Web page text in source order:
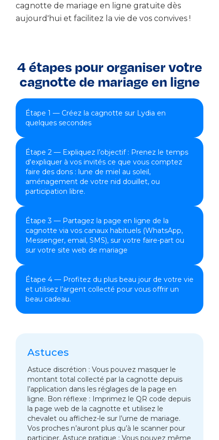
cagnotte de mariage en ligne gratuite dès
aujourd'hui et facilitez la vie de vos convives !
4 étapes pour organiser votre
cagnotte de mariage en ligne
Étape 1 — Créez la cagnotte sur Lydia en
quelques secondes
Étape 2 — Expliquez l’objectif : Prenez le temps
d'expliquer à vos invités ce que vous comptez
faire des dons : lune de miel au soleil,
aménagement de votre nid douillet, ou
participation libre.
Étape 3 — Partagez la page en ligne de la
cagnotte via vos canaux habituels (WhatsApp,
Messenger, email, SMS), sur votre faire-part ou
sur votre site web de mariage
Étape 4 — Profitez du plus beau jour de votre vie
et utilisez l’argent collecté pour vous offrir un
beau cadeau.
Astuces
Astuce discrétion : Vous pouvez masquer le
montant total collecté par la cagnotte depuis
l’application dans les réglages de la page en
ligne. Bon réflexe : Imprimez le QR code depuis
la page web de la cagnotte et utilisez le
chevalet ou affichez-le sur l’urne de mariage.
Vos proches n’auront plus qu’à le scanner pour
participer. Astuce pratique : Vous pouvez même